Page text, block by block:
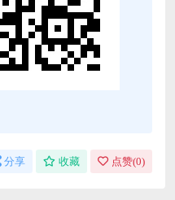
分享 收藏 点赞(0)